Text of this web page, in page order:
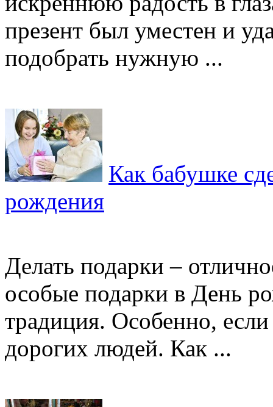
презент был уместен и
подобрать нужную ...
Как бабушке
рождения
Делать подарки –
особые подарки в День
традиция. Особенно, если
дорогих людей. Как ...